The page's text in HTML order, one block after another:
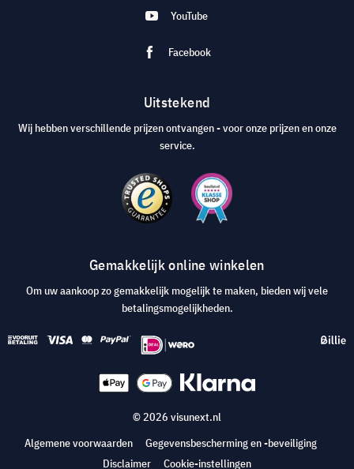
YouTube
Facebook
Uitstekend
Wij hebben verschillende prijzen ontvangen - voor onze prijzen en onze
service.
Gemakkelijk online winkelen
Om uw aankoop zo gemakkelijk mogelijk te maken, bieden wij vele
betalingsmogelijkheden.
© 2026 visunext.nl
Algemene voorwaarden
Gegevensbescherming en -beveiliging
Disclaimer
Cookie-instellingen